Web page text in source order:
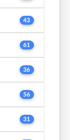
43
61
36
56
31